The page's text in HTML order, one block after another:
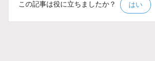
この記事は役に立ちましたか？ はい